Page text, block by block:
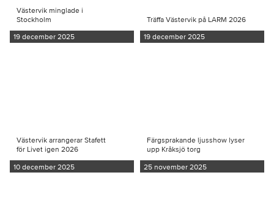
Västervik minglade i
Stockholm
19 december 2025
Träffa Västervik på LARM 2026
19 december 2025
Västervik arrangerar Stafett
för Livet igen 2026
10 december 2025
Färgsprakande ljusshow lyser
upp Kråksjö torg
25 november 2025